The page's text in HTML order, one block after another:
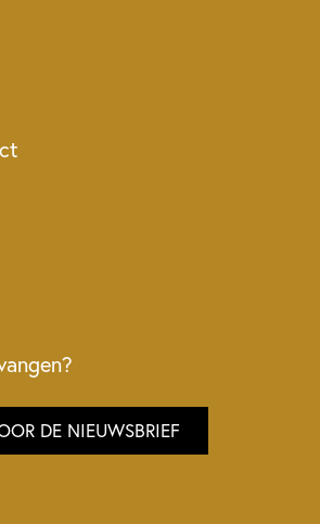
DE NIEUWSBRIEF